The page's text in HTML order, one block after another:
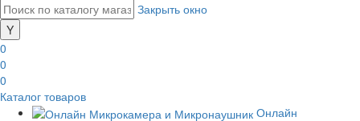
Закрыть окно
0
0
0
Каталог товаров
Онлайн